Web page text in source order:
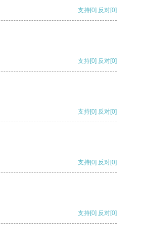
支持[0] 反对[0]
支持[0] 反对[0]
支持[0] 反对[0]
支持[0] 反对[0]
支持[0] 反对[0]